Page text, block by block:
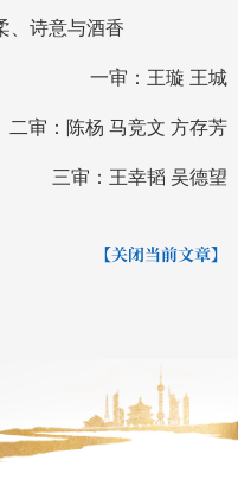
、诗意与酒香
一审：王璇 王城
二审：陈杨 马竞文 方存芳
三审：王幸韬 吴德望
【关闭当前文章】